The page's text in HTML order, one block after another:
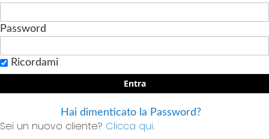
Password
Ricordami
Entra
Hai dimenticato la Password?
Sei un nuovo cliente? Clicca qui.